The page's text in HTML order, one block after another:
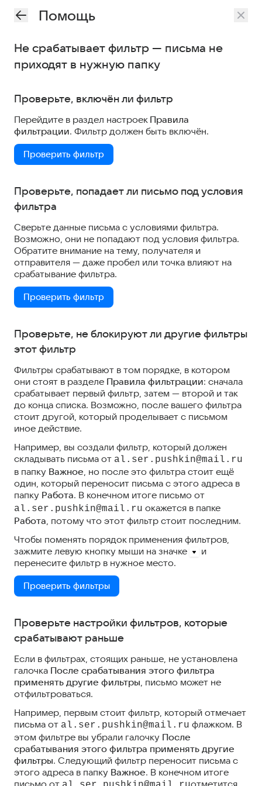
Помощь
Не срабатывает фильтр — письма не
приходят в нужную папку
Проверьте, включён ли фильтр
Перейдите в раздел настроек Правила
фильтрации. Фильтр должен быть включён.
Проверить фильтр
Проверьте, попадает ли письмо под условия
фильтра
Сверьте данные письма с условиями фильтра.
Возможно, они не попадают под условия фильтра.
Обратите внимание на тему, получателя и
отправителя — даже пробел или точка влияют на
срабатывание фильтра.
Проверить фильтр
Проверьте, не блокируют ли другие фильтры
этот фильтр
Фильтры срабатывают в том порядке, в котором
они стоят в разделe Правила фильтрации: сначала
срабатывает первый фильтр, затем — второй и так
до конца списка. Возможно, после вашего фильтра
стоит другой, который проделывает с письмом
иное действие.
Например, вы создали фильтр, который должен
складывать письма от al.ser.pushkin@mail.ru
в папку Важное, но после это фильтра стоит ещё
один, который переносит письма с этого адреса в
папку Работа. В конечном итоге письмо от
al.ser.pushkin@mail.ru окажется в папке
Работа, потому что этот фильтр стоит последним.
Чтобы поменять порядок применения фильтров,
зажмите левую кнопку мыши на значке
и
перенесите фильтр в нужное место.
Проверить фильтры
Проверьте настройки фильтров, которые
срабатывают раньше
Если в фильтрах, стоящих раньше, не установлена
галочка После срабатывания этого фильтра
применять другие фильтры, письмо может не
отфильтроваться.
Например, первым стоит фильтр, который отмечает
письма от al.ser.pushkin@mail.ru флажком. В
этом фильтре вы убрали галочку После
срабатывания этого фильтра применять другие
фильтры. Следующий фильтр переносит письма с
этого адреса в папку Важное. В конечном итоге
письмо от
отметится